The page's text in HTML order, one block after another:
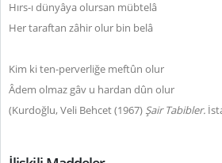
Hırs-ı dünyâya olursan mübtelâ
Her taraftan zâhir olur bin belâ
Kim ki ten-perverliğe meftûn olur
Âdem olmaz gâv u hardan dûn olur
(Kurdoğlu, Veli Behcet (1967) Şair Tabibler.